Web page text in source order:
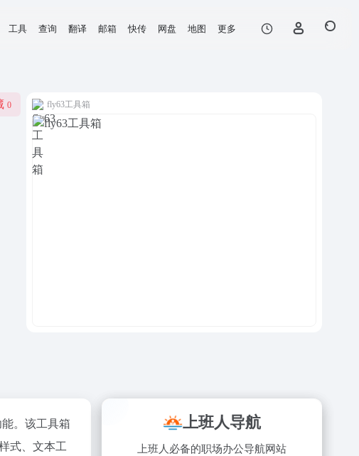
工具 查询 翻译 邮箱 快传 网盘 地图 更多
0 fly63工具箱
。该工具箱
式、文本工
上班人导航
上班人必备的职场办公导航网站